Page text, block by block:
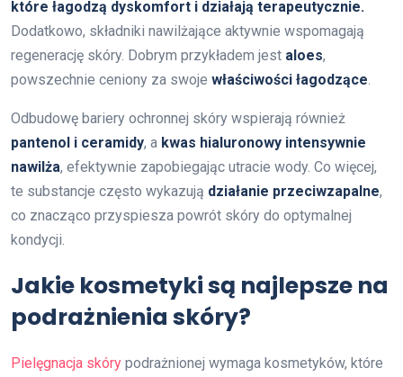
które łagodzą dyskomfort i działają terapeutycznie.
Dodatkowo, składniki nawilżające aktywnie wspomagają
regenerację skóry. Dobrym przykładem jest aloes,
powszechnie ceniony za swoje właściwości łagodzące.
Odbudowę bariery ochronnej skóry wspierają również
pantenol i ceramidy, a kwas hialuronowy intensywnie
nawilża, efektywnie zapobiegając utracie wody. Co więcej,
te substancje często wykazują działanie przeciwzapalne,
co znacząco przyspiesza powrót skóry do optymalnej
kondycji.
Jakie kosmetyki są najlepsze na
podrażnienia skóry?
Pielęgnacja skóry podrażnionej wymaga kosmetyków, które